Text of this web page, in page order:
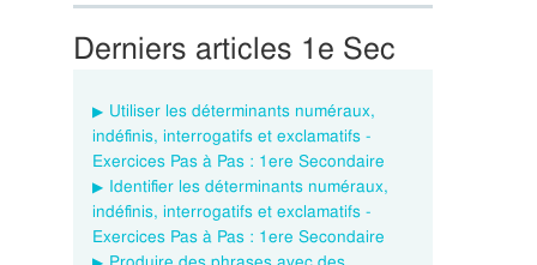
Derniers articles 1e Sec
Utiliser les déterminants numéraux,
indéfinis, interrogatifs et exclamatifs -
Exercices Pas à Pas : 1ere Secondaire
Identifier les déterminants numéraux,
indéfinis, interrogatifs et exclamatifs -
Exercices Pas à Pas : 1ere Secondaire